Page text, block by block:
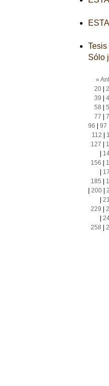
Sólo
«
20|
39
58
77
96
97
112
127
156
185
200|
229
258